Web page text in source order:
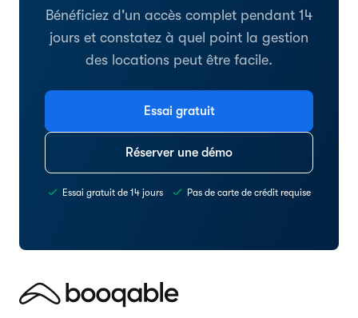
Bénéficiez d'un accès complet pendant 14
jours et constatez à quel point la gestion
des locations peut être facile.
Essai gratuit
Réserver une démo
Essai gratuit de 14 jours Pas de carte de crédit requise